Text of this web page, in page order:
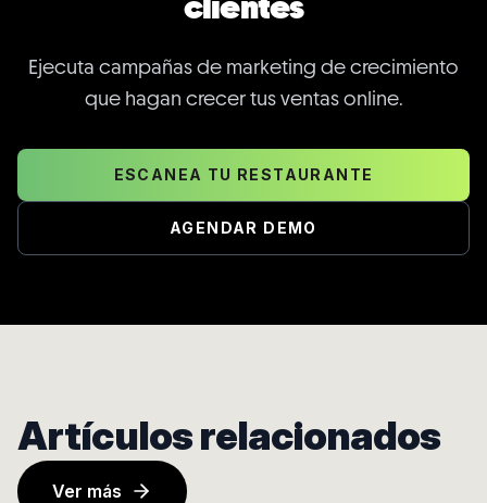
Ejecuta campañas de marketing de crecimiento
que hagan crecer tus ventas online.
ESCANEA TU RESTAURANTE
AGENDAR DEMO
Artículos relacionados
Ver más